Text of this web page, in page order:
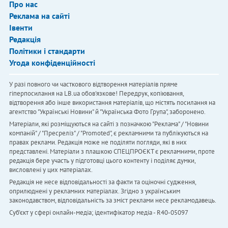
Про нас
Реклама на сайті
Івенти
Редакція
Політики і стандарти
Угода конфіденційності
У разі повного чи часткового відтворення матеріалів пряме
гіперпосилання на LB.ua обов'язкове! Передрук, копіювання,
відтворення або інше використання матеріалів, що містять посилання на
агентство "Українськi Новини" й "Українська Фото Група", заборонено.
Матеріали, які розміщуються на сайті з позначкою "Реклама" / "Новини
компаній" / "Пресреліз" / "Promoted", є рекламними та публікуються на
правах реклами. Редакція може не поділяти погляди, які в них
представлені. Матеріали з плашкою СПЕЦПРОЄКТ є рекламними, проте
редакція бере участь у підготовці цього контенту і поділяє думки,
висловлені у цих матеріалах.
Редакція не несе відповідальності за факти та оціночні судження,
оприлюднені у рекламних матеріалах. Згідно з українським
законодавством, відповідальність за зміст реклами несе рекламодавець.
Cуб'єкт у сфері онлайн-медіа; ідентифікатор медіа - R40-05097